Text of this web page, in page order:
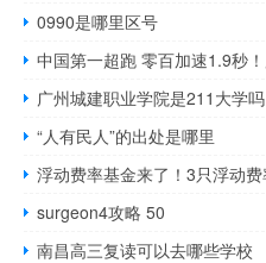
0990是哪里区号
广州城建职业学院是211大学吗
“人有民人”的出处是哪里
surgeon4攻略 50
南昌高三复读可以去哪些学校